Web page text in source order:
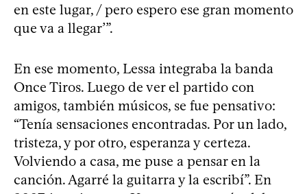
en este lugar, / pero espero ese gran momento
que va a llegar’”.
En ese momento, Lessa integraba la banda
Once Tiros. Luego de ver el partido con
amigos, también músicos, se fue pensativo:
“Tenía sensaciones encontradas. Por un lado,
tristeza, y por otro, esperanza y certeza.
Volviendo a casa, me puse a pensar en la
canción. Agarré la guitarra y la escribí”. En